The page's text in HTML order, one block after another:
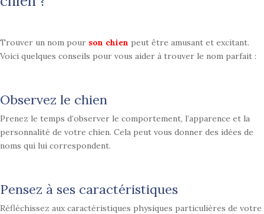
Trouver un nom pour son chien peut être amusant et excitant.
Voici quelques conseils pour vous aider à trouver le nom parfait :
Observez le chien
Prenez le temps d’observer le comportement, l’apparence et la
personnalité de votre chien. Cela peut vous donner des idées de
noms qui lui correspondent.
Pensez à ses caractéristiques
Réfléchissez aux caractéristiques physiques particulières de votre